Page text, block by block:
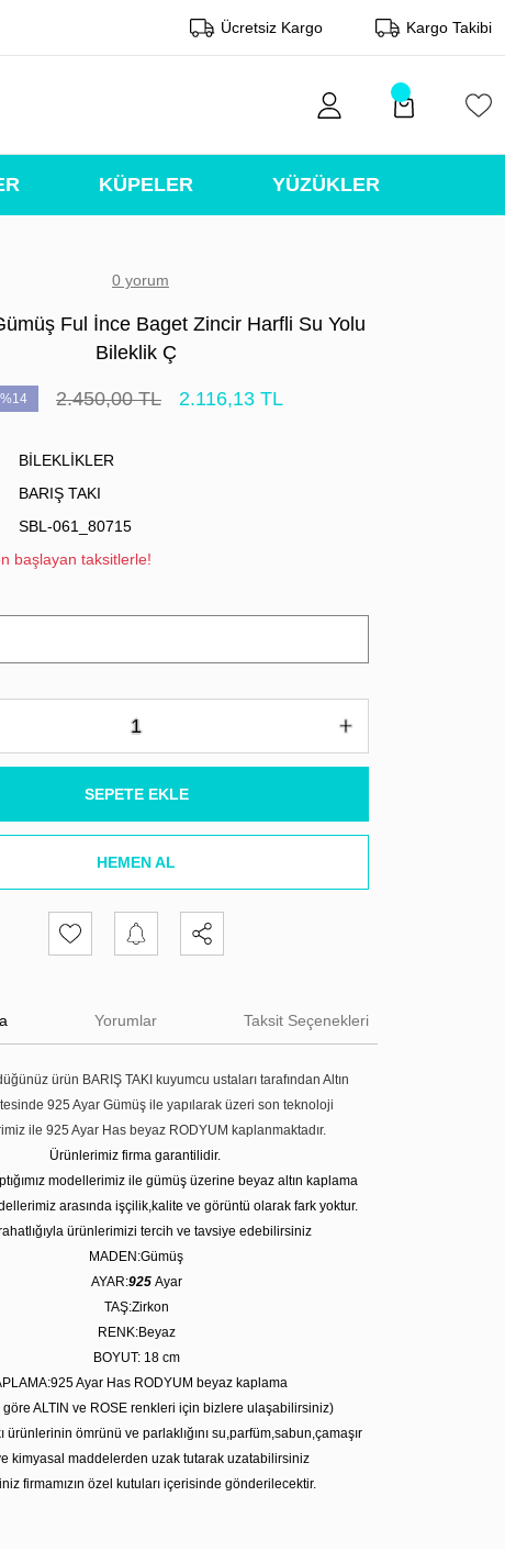
Ücretsiz Kargo Kargo Takibi
KÜPELER YÜZÜKLER
0 yorum
Ful İnce Baget Zincir Harfli Su Yolu
Bileklik Ç
%14 2.450,00 TL 2.116,13 TL
BİLEKLİKLER
BARIŞ TAKI
SBL-061_80715
başlayan taksitlerle!
SEPETE EKLE
HEMEN AL
Yorumlar Taksit Seçenekleri
ürün BARIŞ TAKI kuyumcu ustaları tarafından Altın
925 Ayar Gümüş ile yapılarak üzeri son teknoloji
ile 925 Ayar Has beyaz RODYUM kaplanmaktadır.
Ürünlerimiz firma garantilidir.
modellerimiz ile gümüş üzerine beyaz altın kaplama
arasında işçilik,kalite ve görüntü olarak fark yoktur.
ürünlerimizi tercih ve tavsiye edebilirsiniz
MADEN:Gümüş
AYAR:925 Ayar
TAŞ:Zirkon
RENK:Beyaz
BOYUT: 18 cm
Ayar Has RODYUM beyaz kaplama
ALTIN ve ROSE renkleri için bizlere ulaşabilirsiniz)
ürünlerinin ömrünü ve parlaklığını su,parfüm,sabun,çamaşır
kimyasal maddelerden uzak tutarak uzatabilirsiniz
firmamızın özel kutuları içerisinde gönderilecektir.